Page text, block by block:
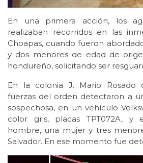
En una primera acción, los
realizaban recorridos en las
Choapas, cuando fueron
y dos menores de edad de
hondureño, solicitando ser
En la colonia J. Mario Rosado
fuerzas del orden detectaron a
sospechosa, en un vehículo
color gris, placas TPT072A,
hombre, una mujer y tres
Salvador. En ese momento fue